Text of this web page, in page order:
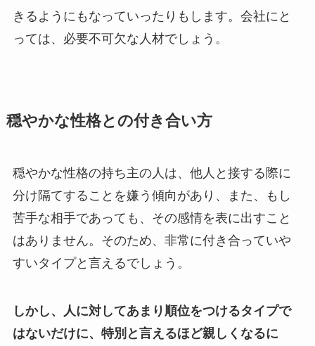
きるようにもなっていったりもします。会社にと
っては、必要不可欠な人材でしょう。
穏やかな性格との付き合い方
穏やかな性格の持ち主の人は、他人と接する際に
分け隔てすることを嫌う傾向があり、また、もし
苦手な相手であっても、その感情を表に出すこと
はありません。そのため、非常に付き合っていや
すいタイプと言えるでしょう。
しかし、人に対してあまり順位をつけるタイプで
はないだけに、特別と言えるほど親しくなるに